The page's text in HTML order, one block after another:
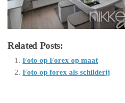
Related Posts:
Foto op Forex op maat
Foto op forex als schilderij